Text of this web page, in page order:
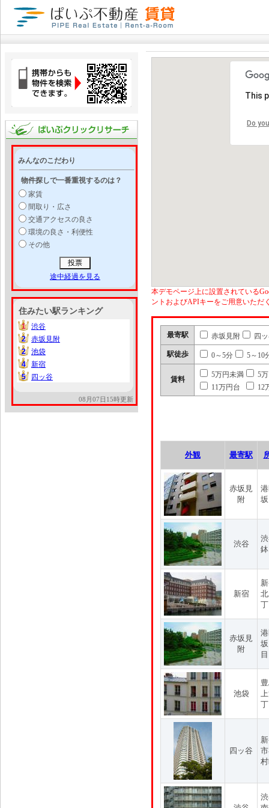
みんなのこだわり
物件探しで一番重視するのは？
家賃
間取り・広さ
交通アクセスの良さ
環境の良さ・利便性
その他
途中経過を見る
住みたい駅ランキング
1
1
渋谷
2
2
赤坂見附
2
2
池袋
4
4
新宿
5
5 四ッ谷
08月07日15時更新
This
Do
本デモページ上に設置されている
ントおよびAPIキーをご用意いただ
最寄駅 赤坂見附 四
駅徒歩 0～5分 5～10
賃料
5万円未満
5
11万円台
12
外観 最寄駅
赤坂見
附
渋谷
新宿
赤坂見
附
目
池袋
四ッ谷